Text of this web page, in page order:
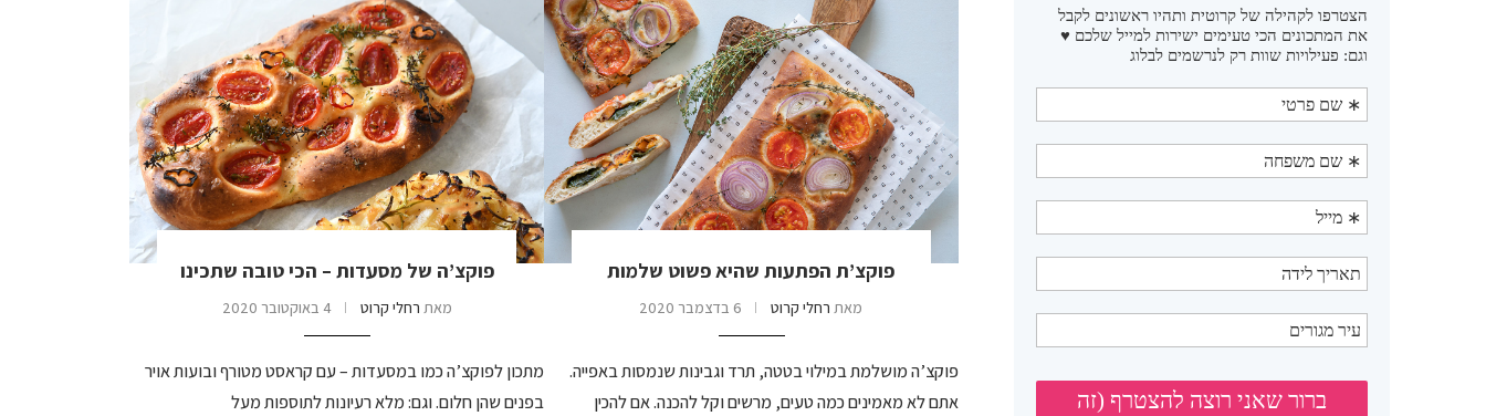
פוקצ’ת הפתעות שהיא פשוט שלמות
מאת רחלי קרוט 6 בדצמבר 2020
פוקצ’ה מושלמת במילוי בטטה, תרד וגבינות שנמסות באפייה.
אתם לא מאמינים כמה טעים, מרשים וקל להכנה. אם להכין
פוקצ’ה של מסעדות – הכי טובה שתכינו
מאת רחלי קרוט 4 באוקטובר 2020
מתכון לפוקצ’ה כמו במסעדות – עם קראסט מטורף ובועות אויר
בפנים שהן חלום. וגם: מלא רעיונות לתוספות מעל